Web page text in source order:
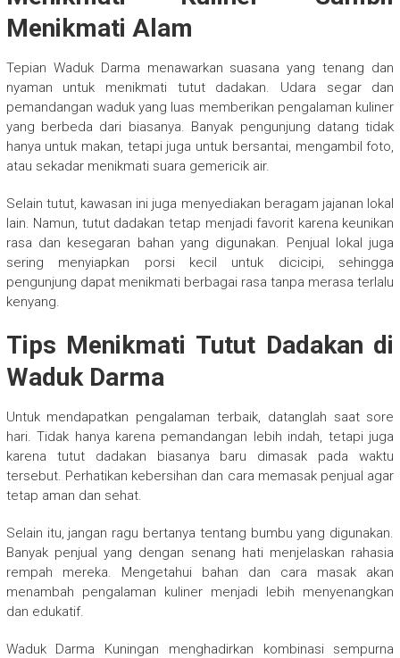
Menikmati Alam
Tepian Waduk Darma menawarkan suasana yang tenang dan
nyaman untuk menikmati tutut dadakan. Udara segar dan
pemandangan waduk yang luas memberikan pengalaman kuliner
yang berbeda dari biasanya. Banyak pengunjung datang tidak
hanya untuk makan, tetapi juga untuk bersantai, mengambil foto,
atau sekadar menikmati suara gemericik air.
Selain tutut, kawasan ini juga menyediakan beragam jajanan lokal
lain. Namun, tutut dadakan tetap menjadi favorit karena keunikan
rasa dan kesegaran bahan yang digunakan. Penjual lokal juga
sering menyiapkan porsi kecil untuk dicicipi, sehingga
pengunjung dapat menikmati berbagai rasa tanpa merasa terlalu
kenyang.
Tips Menikmati Tutut Dadakan di
Waduk Darma
Untuk mendapatkan pengalaman terbaik, datanglah saat sore
hari. Tidak hanya karena pemandangan lebih indah, tetapi juga
karena tutut dadakan biasanya baru dimasak pada waktu
tersebut. Perhatikan kebersihan dan cara memasak penjual agar
tetap aman dan sehat.
Selain itu, jangan ragu bertanya tentang bumbu yang digunakan.
Banyak penjual yang dengan senang hati menjelaskan rahasia
rempah mereka. Mengetahui bahan dan cara masak akan
menambah pengalaman kuliner menjadi lebih menyenangkan
dan edukatif.
Waduk Darma Kuningan menghadirkan kombinasi sempurna